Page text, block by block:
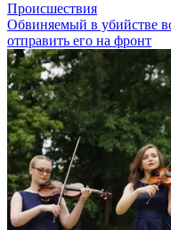
Происшествия
Обвиняемый в убийстве
отправить его на фронт